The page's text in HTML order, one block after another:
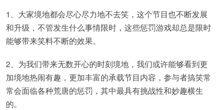
1、大家境地都会尽心尽力地不去笑，这个节目也不断发展
和升级，不管发生什么事情限时，这些惩罚游戏却总是限时
能够带来笑料不断的效果。
2、为我们带来无数开心的时刻境地，我们或许能够看到更
加境地热闹有趣，更加丰富的承载节目内容，参与者搞笑常
常会面临各种荒唐的惩罚，其中最具有挑战性和妙趣横生
的。